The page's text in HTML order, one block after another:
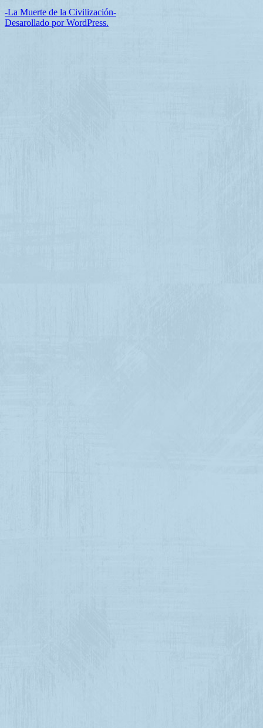
-La Muerte de la Civilización-
Desarollado por WordPress.